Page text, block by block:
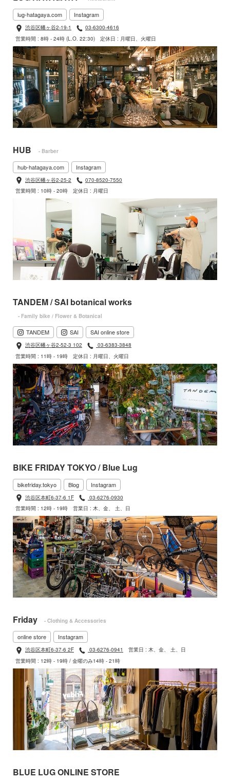
lug-hatagaya.com Instagram
渋谷区幡ヶ谷2-19-1
03-6300-4616
営業時間 : 8時 - 24時 (L.O. 22:30)
定休日 : 月曜日、火曜日
HUB - Barber
hub-hatagaya.com Instagram
渋谷区幡ヶ谷2-25-2
070-8520-7550
営業時間 : 10時 - 20時
定休日 : 月曜日
TANDEM / SAI botanical works
- Family bike / Flower & Botanical
TANDEM SAI SAI online store
渋谷区幡ヶ谷2-52-3 102
03-6383-3848
営業時間 : 11時 - 19時
定休日 : 月曜日、火曜日
BIKE FRIDAY TOKYO / Blue Lug
bikefriday.tokyo Blog Instagram
渋谷区本町6-37-6 1F
03-6276-0930
営業時間 : 12時 - 19時
営業日 : 木、金、 土、日
Friday - Clothing & Accessories
online store Instagram
渋谷区本町6-37-6 2F 03-6276-0941
営業日 : 木、金、 土、日
営業時間 : 12時 - 19時 / 金曜のみ14時 - 21時
BLUE LUG ONLINE STORE